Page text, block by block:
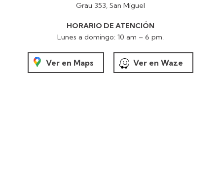
Grau 353, San Miguel
HORARIO DE ATENCIÓN
Lunes a domingo: 10 am – 6 pm.
Ver en Maps Ver en Waze